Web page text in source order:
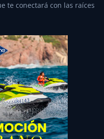
te conectará con las raíces